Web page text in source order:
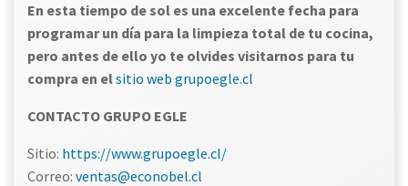
En esta tiempo de sol es una excelente fecha para
programar un día para la limpieza total de tu cocina,
pero antes de ello yo te olvides visitarnos para tu
compra en elsitio web grupoegle.cl
CONTACTO GRUPO EGLE
Sitio: https://www.grupoegle.cl/
Correo: ventas@econobel.cl